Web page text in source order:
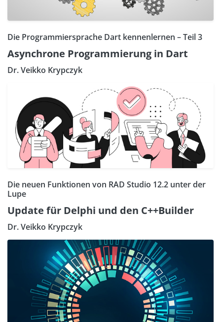
Die Programmiersprache Dart kennenlernen – Teil 3
Asynchrone Programmierung in Dart
Dr. Veikko Krypczyk
Die neuen Funktionen von RAD Studio 12.2 unter der
Lupe
Update für Delphi und den C++Builder
Dr. Veikko Krypczyk